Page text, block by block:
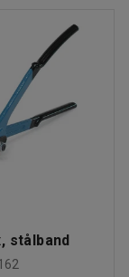
stålband